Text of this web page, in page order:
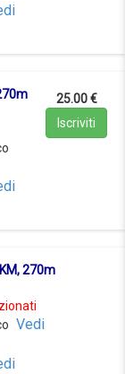
25.00 €
Iscriviti
270m
Vedi